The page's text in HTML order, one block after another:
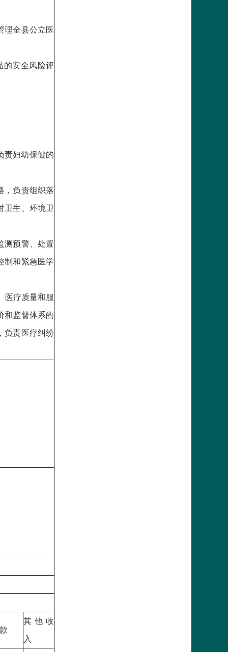
理全县公立医
的安全风险评
责妇幼保健的
，负责组织落
卫生、环境卫
测预警、处置
制和紧急医学
医疗质量和服
和监督体系的
负责医疗纠纷
其他收
入